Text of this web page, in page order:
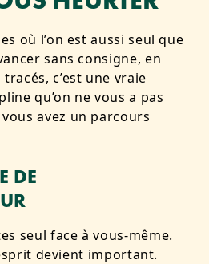
où l’on est aussi seul que
sans consigne, en
c’est une vraie
qu’on ne vous a pas
avez un parcours
DE
seul face à vous-même.
devient important.